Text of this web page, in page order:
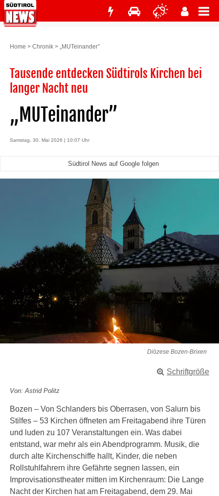
Home > Chronik > „MUTeinander”
Tausende entdecken Südtirols Kirchen bei
langer Nacht neu
„MUTeinander”
Samstag, 30. Mai 2026 | 10:07 Uhr
Südtirol News auf Google folgen
Diözese Bozen-Brixen
Schriftgröße
Von: Astrid Politz
Bozen – Von Schlanders bis Oberrasen, von Salurn bis
Stilfes – 53 Kirchen öffneten am Freitagabend ihre Türen
und luden zu 107 Veranstaltungen ein. Was dabei
entstand, war mehr als ein Abendprogramm. Musik, die
durch alte Kirchenschiffe hallt, Kinder, die neben
Rollstuhlfahrern ihre Gefährte segnen lassen, ein
Improvisationstheater mitten im Kirchenraum: Die Lange
Nacht der Kirchen hat am Freitagabend, dem 29. Mai